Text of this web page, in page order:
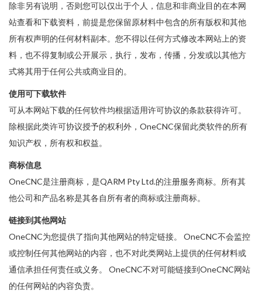
除非另有说明，否则您可以仅出于个人，信息和非商业目的在本网
站查看和下载资料，前提是您保留原材料中包含的所有版权和其他
所有权声明的任何材料副本。您不得以任何方式修改本网站上的资
料，也不得复制或公开展示，执行，发布，传播，分发或以其他方
式将其用于任何公共或商业目的。
使用可下载软件
可从本网站下载的任何软件均根据适用许可协议的条款获得许可。
除根据此类许可协议授予的权利外，OneCNC保留此类软件的所有
知识产权，所有权和权益。
商标信息
OneCNC是注册商标，是QARM Pty Ltd.的注册服务商标。所有其
他公司和产品名称是其各自所有者的商标或注册商标。
链接到其他网站
OneCNC为您提供了指向其他网站的特定链接。 OneCNC不会监控
或控制任何其他网站的内容，也不对此类网站上提供的任何材料或
通信承担任何责任或义务。 OneCNC不对可能链接到OneCNC网站
的任何网站的内容负责。